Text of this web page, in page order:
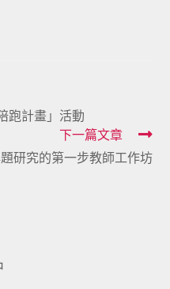
跑計畫」活動
下一篇文章
研究的第一步教師工作坊